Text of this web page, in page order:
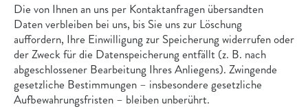
Die von Ihnen an uns per Kontaktanfragen übersandten
Daten verbleiben bei uns, bis Sie uns zur Löschung
auffordern, Ihre Einwilligung zur Speicherung widerrufen oder
der Zweck für die Datenspeicherung entfällt (z. B. nach
abgeschlossener Bearbeitung Ihres Anliegens). Zwingende
gesetzliche Bestimmungen – insbesondere gesetzliche
Aufbewahrungsfristen – bleiben unberührt.